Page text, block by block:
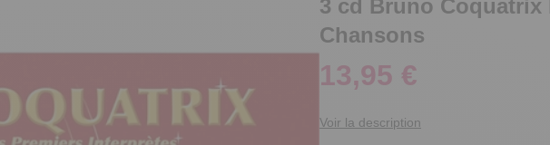
3 cd Bruno Coquatrix
Chansons
13,95 €
Voir la description